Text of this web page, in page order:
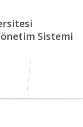
Sistemi